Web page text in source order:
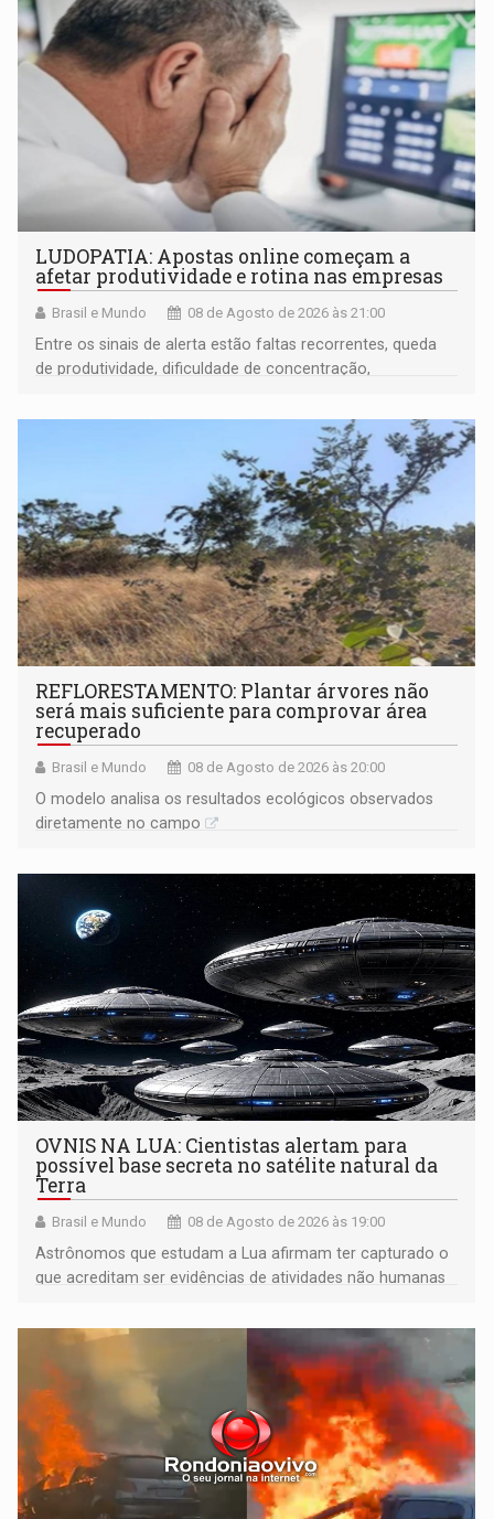
LUDOPATIA: Apostas online começam a
afetar produtividade e rotina nas empresas
Brasil e Mundo 08 de Agosto de 2026 às 21:00
Entre os sinais de alerta estão faltas recorrentes, queda
de produtividade, dificuldade de concentração,
REFLORESTAMENTO: Plantar árvores não
será mais suficiente para comprovar área
recuperado
Brasil e Mundo 08 de Agosto de 2026 às 20:00
O modelo analisa os resultados ecológicos observados
diretamente no campo
OVNIS NA LUA: Cientistas alertam para
possível base secreta no satélite natural da
Terra
Brasil e Mundo 08 de Agosto de 2026 às 19:00
Astrônomos que estudam a Lua afirmam ter capturado o
que acreditam ser evidências de atividades não humanas
órbita